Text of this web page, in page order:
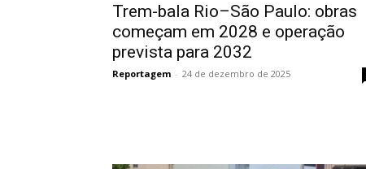
Trem-bala Rio–São Paulo: obras
começam em 2028 e operação
prevista para 2032
Reportagem - 24 de dezembro de 2025